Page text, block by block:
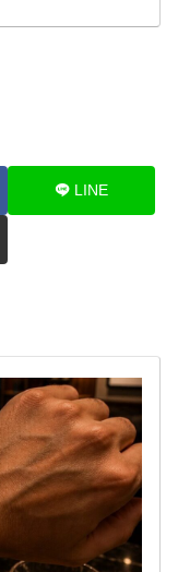
LINE